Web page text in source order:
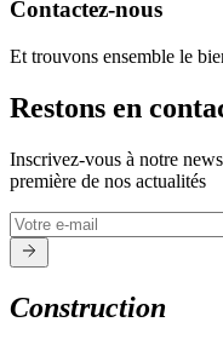
Contactez-nous
Et trouvons ensemble le
Restons en
Inscrivez-vous à notre
première de nos actualités
Construction